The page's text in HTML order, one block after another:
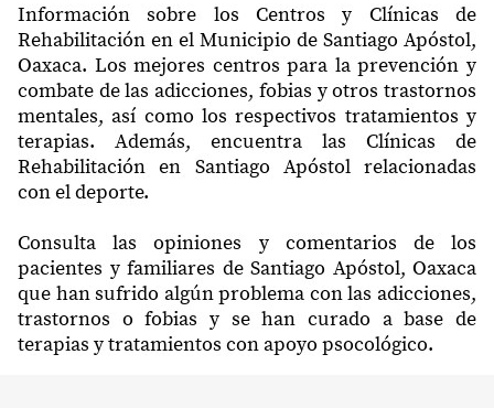
Información sobre los Centros y Clínicas de
Rehabilitación en el Municipio de Santiago Apóstol,
Oaxaca. Los mejores centros para la prevención y
combate de las adicciones, fobias y otros trastornos
mentales, así como los respectivos tratamientos y
terapias. Además, encuentra las Clínicas de
Rehabilitación en Santiago Apóstol relacionadas
con el deporte.
Consulta las opiniones y comentarios de los
pacientes y familiares de Santiago Apóstol, Oaxaca
que han sufrido algún problema con las adicciones,
trastornos o fobias y se han curado a base de
terapias y tratamientos con apoyo psocológico.